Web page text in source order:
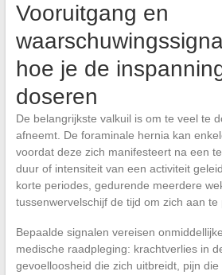
Vooruitgang en
hoe je de
doseren
De belangrijkste valkuil is om te veel te
afneemt. De foraminale hernia kan
voordat deze zich manifesteert na een
duur of intensiteit van een activiteit
korte periodes, gedurende meerdere
tussenwervelschijf de tijd om zich aan te
Bepaalde signalen vereisen
medische raadpleging: krachtverlies in
gevoelloosheid die zich uitbreidt, pijn